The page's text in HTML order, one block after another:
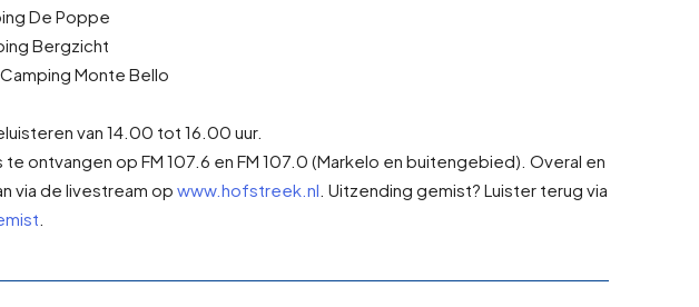
De Poppe
Bergzicht
Monte Bello
van 14.00 tot 16.00 uur.
ontvangen op FM 107.6 en FM 107.0 (Markelo en buitengebied). Overal en
via de livestream op www.hofstreek.nl . Uitzending gemist? Luister terug via